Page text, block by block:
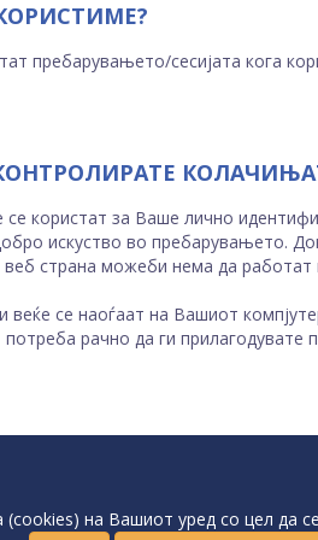
пребарувањето/сесијата кога
КОЛАЧИЊАТА
користат за Ваше лично
искуство во пребарувањето.
страна можеби нема да работат
се наоѓаат на Вашиот
рачно да ги
на Вашиот уред со цел да